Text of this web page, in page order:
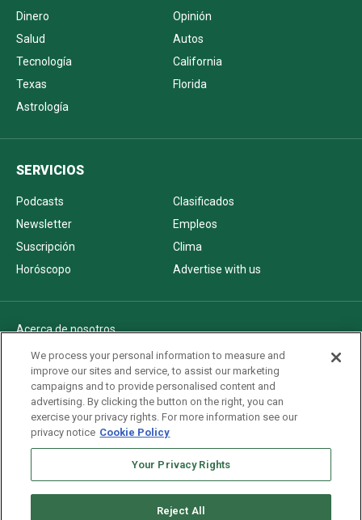
Dinero
Opinión
Salud
Autos
Tecnología
California
Texas
Florida
Astrología
SERVICIOS
Podcasts
Clasificados
Newsletter
Empleos
Suscripción
Clima
Horóscopo
Advertise with us
Acerca de nosotros
Politica de privacidad
Pautas Editoriales
AdChoices
Advertise with us
Newsletters
We process your personal information to measure and
improve our sites and service, to assist our marketing
campaigns and to provide personalised content and
advertising. By clicking the button on the right, you can
exercise your privacy rights. For more information see our
privacy notice Cookie Policy
Your Privacy Rights
Reject All